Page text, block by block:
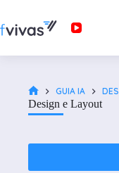
GUIA IA
Design e Layout